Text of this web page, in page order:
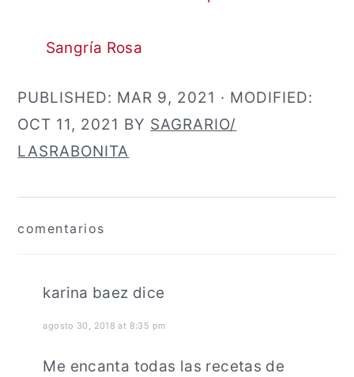
Sangría Rosa
PUBLISHED: MAR 9, 2021 · MODIFIED:
OCT 11, 2021 BY SAGRARIO/
LASRABONITA
con
lectores
comentarios
karina baez dice
agosto 30, 2018 at 8:35 pm
Me encanta todas las recetas de